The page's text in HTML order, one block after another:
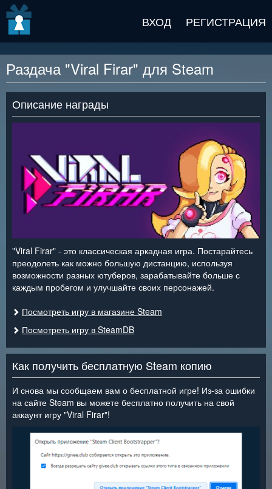
ВХОД РЕГИСТРАЦИЯ
Раздача "Viral Firar" для Steam
Описание награды
"Viral Firar" - это классическая аркадная игра. Постарайтесь
преодолеть как можно большую дистанцию, используя
возможности разных ютуберов, зарабатывайте больше с
каждым пробегом и улучшайте своих персонажей.
Посмотреть игру в магазине Steam
Посмотреть игру в SteamDB
Как получить бесплатную Steam копию
И снова мы сообщаем вам о бесплатной игре! Из-за ошибки
на сайте Steam вы можете бесплатно получить на свой
аккаунт игру "Viral Firar"!